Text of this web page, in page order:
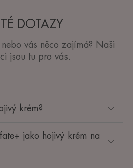
DOTAZY
vás něco zajímá? Naši
jsou tu pro vás.
krém?
jako hojivý krém na